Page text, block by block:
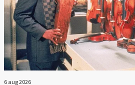
6 aug 2026